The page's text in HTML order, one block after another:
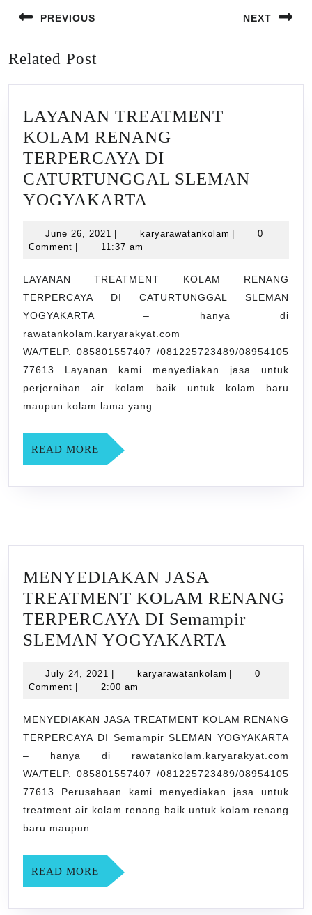
navigation
PREVIOUS
post:
NEXT
Related Post
LAYANAN TREATMENT
KOLAM RENANG
TERPERCAYA DI
CATURTUNGGAL SLEMAN
YOGYAKARTA
KOLAM
TERPERCAYA
DI
CATURTUNGGAL
SLEMAN
YOGYAKARTA
June 26, 2021 June
26,
| karyarawatankolam |
0
Comment | 11:37 am
LAYANAN TREATMENT KOLAM RENANG
TERPERCAYA DI CATURTUNGGAL SLEMAN
YOGYAKARTA – hanya di
rawatankolam.karyarakyat.com
WA/TELP. 085801557407 /081225723489/08954105
77613 Layanan kami menyediakan jasa untuk
perjernihan air kolam baik untuk kolam baru
maupun kolam lama yang
READ MORE READ
MORE
MENYEDIAKAN JASA
TREATMENT KOLAM RENANG
TERPERCAYA DI Semampir
SLEMAN YOGYAKARTA
RENANG
DI
Semampir
SLEMAN
July 24, 2021 July
24,
karyarawatankolam
0
Comment
2:00 am
MENYEDIAKAN JASA TREATMENT KOLAM RENANG
TERPERCAYA DI Semampir SLEMAN YOGYAKARTA
– hanya di rawatankolam.karyarakyat.com
WA/TELP. 085801557407 /081225723489/08954105
77613 Perusahaan kami menyediakan jasa untuk
treatment air kolam renang baik untuk kolam renang
baru maupun
READ MORE READ
MORE